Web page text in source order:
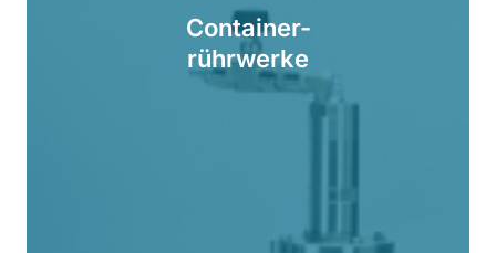
Container-
rührwerke